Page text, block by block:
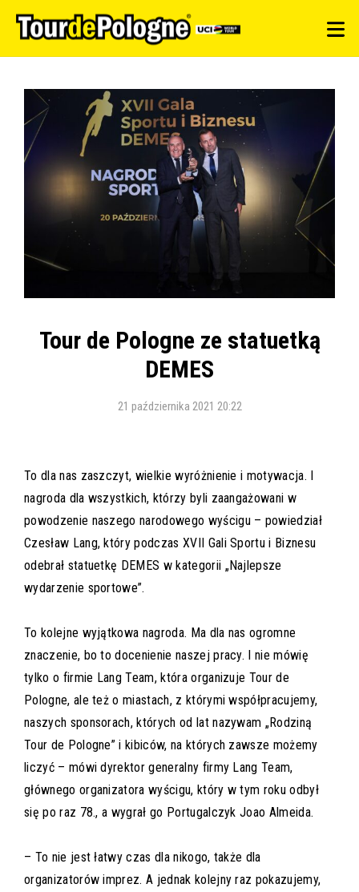
Tour de Pologne ze statuetką
DEMES
21 października 2021 20:22
To dla nas zaszczyt, wielkie wyróżnienie i motywacja. I
nagroda dla wszystkich, którzy byli zaangażowani w
powodzenie naszego narodowego wyścigu – powiedział
Czesław Lang, który podczas XVII Gali Sportu i Biznesu
odebrał statuetkę DEMES w kategorii „Najlepsze
wydarzenie sportowe”.
To kolejne wyjątkowa nagroda. Ma dla nas ogromne
znaczenie, bo to docenienie naszej pracy. I nie mówię
tylko o firmie Lang Team, która organizuje Tour de
Pologne, ale też o miastach, z którymi współpracujemy,
naszych sponsorach, których od lat nazywam „Rodziną
Tour de Pologne” i kibiców, na których zawsze możemy
liczyć – mówi dyrektor generalny firmy Lang Team,
głównego organizatora wyścigu, który w tym roku odbył
się po raz 78., a wygrał go Portugalczyk Joao Almeida.
– To nie jest łatwy czas dla nikogo, także dla
organizatorów imprez. A jednak kolejny raz pokazujemy,